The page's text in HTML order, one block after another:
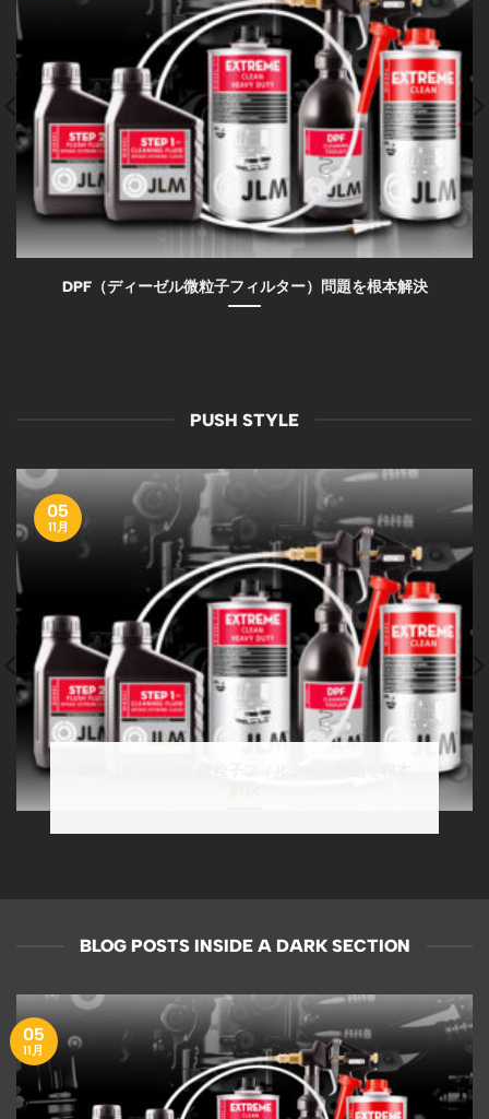
DPF（ディーゼル微粒子フィルター）問題を根本解決
PUSH STYLE
05
11月
BLOG POSTS INSIDE A DARK SECTION
05
11月